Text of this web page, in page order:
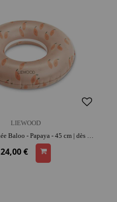
LIEWOOD
LIEWOOD Bouée Baloo - Papaya - 45 cm | dès 1 an | activité plein air | facile à transporter | jeu de plage
24,00 €